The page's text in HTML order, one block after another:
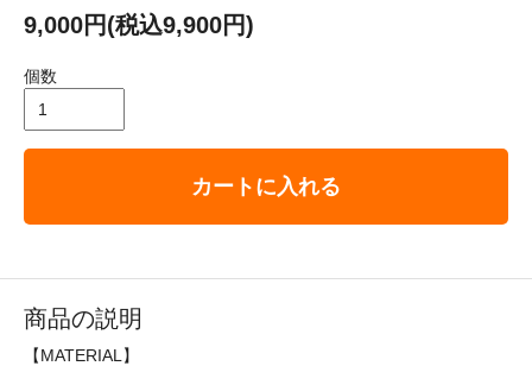
9,000円(税込9,900円)
個数
カートに入れる
商品の説明
【MATERIAL】